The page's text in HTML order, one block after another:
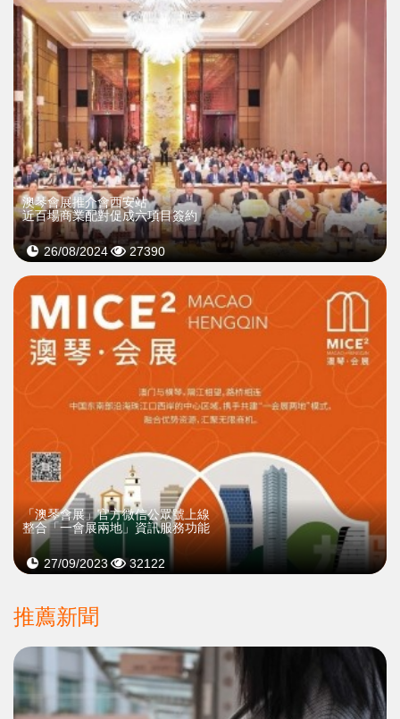
澳琴會展推介會西安站
近百場商業配對促成六項目簽約
26/08/2024 27390
「澳琴會展」官方微信公眾號上線
整合「一會展兩地」資訊服務功能
27/09/2023 32122
推薦新聞